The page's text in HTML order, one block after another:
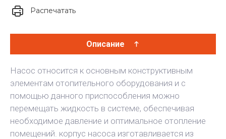
Распечатать
Описание
Насос относится к основным конструктивным
элементам отопительного оборудования и с
помощью данного приспособления можно
перемещать жидкость в системе, обеспечивая
необходимое давление и оптимальное отопление
помещений. корпус насоса изготавливается из